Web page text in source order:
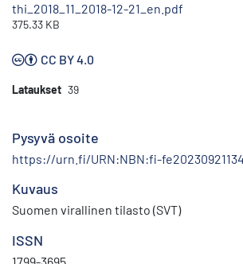
thi_2018_11_2018-12-21_en.pdf
375.33 KB
CC BY 4.0
Lataukset 39
Pysyvä osoite
https://urn.fi/URN:NBN:fi-
Kuvaus
Suomen virallinen tilasto (SVT)
ISSN